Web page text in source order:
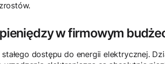
w firmowym
dostępu do energii elektrycznej.